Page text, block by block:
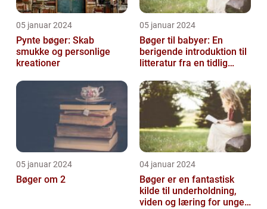
05 januar 2024
Pynte bøger: Skab
smukke og personlige
kreationer
05 januar 2024
Bøger til babyer: En
berigende introduktion til
litteratur fra en tidlig
05 januar 2024
Bøger om 2
04 januar 2024
Bøger er en fantastisk
kilde til underholdning,
viden og læring for unge